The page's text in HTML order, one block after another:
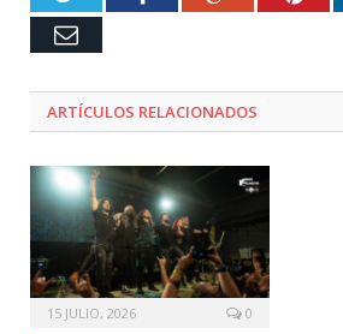
Email
ARTÍCULOS RELACIONADOS
15 JULIO, 2026 0